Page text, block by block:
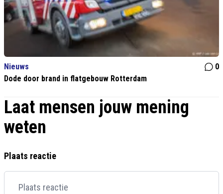
Nieuws
0
Dode door brand in flatgebouw Rotterdam
Laat mensen jouw mening
weten
Plaats reactie